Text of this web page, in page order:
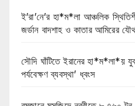
ই’রা’নে’র হা*ম*লা আঞ্চলিক
জর্ডান বাদশাহ ও কাতার আমিরের
সৌদি ঘাঁটিতে ইরানের হা*ম*লা*য়
পর্যবেক্ষণ ব্যবস্থা’ ধ্বংস